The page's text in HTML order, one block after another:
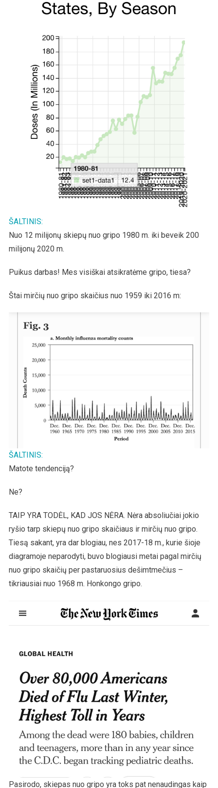
ŠALTINIS:
Nuo 12 milijonų skiepų nuo gripo 1980 m. iki beveik 200
milijonų 2020 m.
Puikus darbas! Mes visiškai atsikratėme gripo, tiesa?
Štai mirčių nuo gripo skaičius nuo 1959 iki 2016 m:
ŠALTINIS:
Matote tendenciją?
Ne?
TAIP YRA TODĖL, KAD JOS NĖRA. Nėra absoliučiai jokio
ryšio tarp skiepų nuo gripo skaičiaus ir mirčių nuo gripo.
Tiesą sakant, yra dar blogiau, nes 2017-18 m., kurie šioje
diagramoje neparodyti, buvo blogiausi metai pagal mirčių
nuo gripo skaičių per pastaruosius dešimtmečius –
tikriausiai nuo 1968 m. Honkongo gripo.
Pasirodo, skiepas nuo gripo yra toks pat nenaudingas kaip